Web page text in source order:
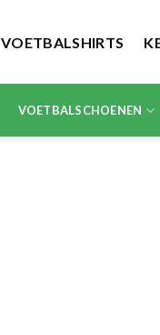
VOETBALSHIRTS
VOETBALSCHOENEN